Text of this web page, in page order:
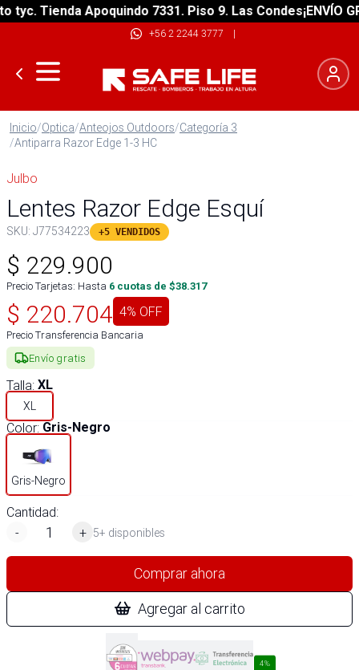
Tienda Apoquindo 7331. Piso 9. Las Condes¡ENVÍO
+56 2 2244 3777 |
Inicio/Optica/Anteojos Outdoors/Categoría 3
/Antiparra Razor Edge 1-3 HC
Julbo
Lentes Razor Edge Esquí
SKU: J77534223 +5 VENDIDOS
$ 229.900
Precio Tarjetas: Hasta 6 cuotas de $38.317
$ 220.704 4% OFF
Precio Transferencia Bancaria
Envío gratis
Talla: XL
XL
Color: Gris-Negro
Gris-Negro
Cantidad:
-
+ 5+ disponibles
Comprar ahora
Agregar al carrito
4%